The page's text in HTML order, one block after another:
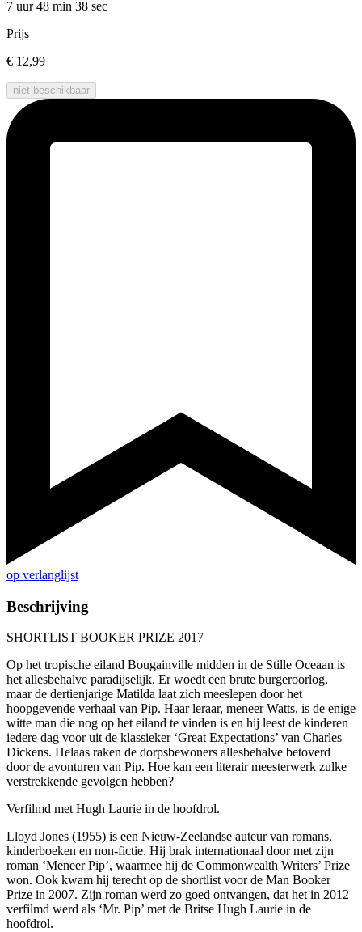
7 uur 48 min 38 sec
Prijs
€ 12,99
niet beschikbaar
op verlanglijst
Beschrijving
SHORTLIST BOOKER PRIZE 2017
Op het tropische eiland Bougainville midden in de Stille Oceaan is
het allesbehalve paradijselijk. Er woedt een brute burgeroorlog,
maar de dertienjarige Matilda laat zich meeslepen door het
hoopgevende verhaal van Pip. Haar leraar, meneer Watts, is de enige
witte man die nog op het eiland te vinden is en hij leest de kinderen
iedere dag voor uit de klassieker ‘Great Expectations’ van Charles
Dickens. Helaas raken de dorpsbewoners allesbehalve betoverd
door de avonturen van Pip. Hoe kan een literair meesterwerk zulke
verstrekkende gevolgen hebben?
Verfilmd met Hugh Laurie in de hoofdrol.
Lloyd Jones (1955) is een Nieuw-Zeelandse auteur van romans,
kinderboeken en non-fictie. Hij brak internationaal door met zijn
roman ‘Meneer Pip’, waarmee hij de Commonwealth Writers’ Prize
won. Ook kwam hij terecht op de shortlist voor de Man Booker
Prize in 2007. Zijn roman werd zo goed ontvangen, dat het in 2012
verfilmd werd als ‘Mr. Pip’ met de Britse Hugh Laurie in de
hoofdrol.